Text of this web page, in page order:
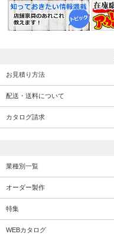
お見積り方法
配送・送料について
カタログ請求
業種別一覧
オーダー製作
特集
WEBカタログ